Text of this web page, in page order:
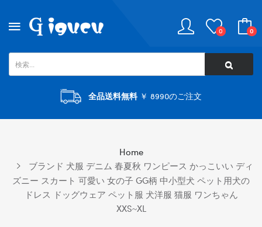
0 0
全品送料無料￥ 8990のご注文
Home
ブランド 犬服 デニム 春夏秋 ワンピース かっこいい ディ
ズニー スカート 可愛い 女の子 GG柄 中小型犬 ペット用犬の
ドレス ドッグウェア ペット服 犬洋服 猫服 ワンちゃん
XXS~XL